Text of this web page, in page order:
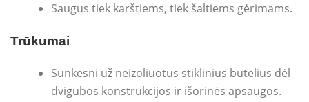
Saugus tiek karštiems, tiek šaltiems gėrimams.
Trūkumai
Sunkesni už neizoliuotus stiklinius butelius dėl
dvigubos konstrukcijos ir išorinės apsaugos.